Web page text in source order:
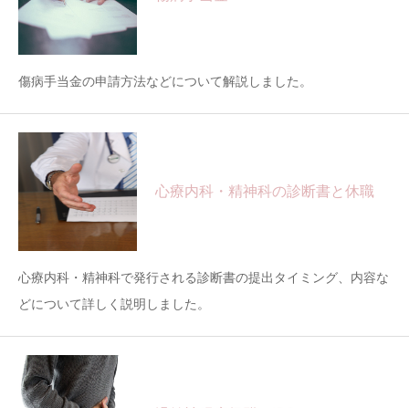
傷病手当金の申請方法などについて解説しました。
心療内科・精神科の診断書と休職
心療内科・精神科で発行される診断書の提出タイミング、内容な
どについて詳しく説明しました。